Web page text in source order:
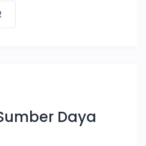
Daya